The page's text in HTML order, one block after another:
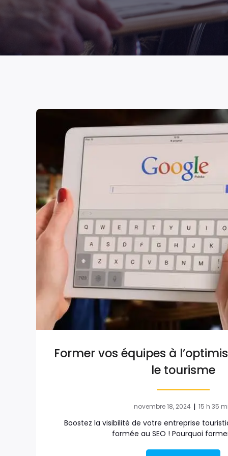
Former vos équipes à
le tourisme
novembre 18, 2024 | 15 h 35
Boostez la visibilité de votre entreprise
formée au SEO ! Pourquoi